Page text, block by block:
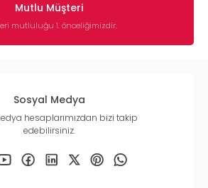
Mutlu Müşteri
mutluluğu 1. önceliğimizdir.
Sosyal Medya
hesaplarımızdan bizi takip
edebilirsiniz.